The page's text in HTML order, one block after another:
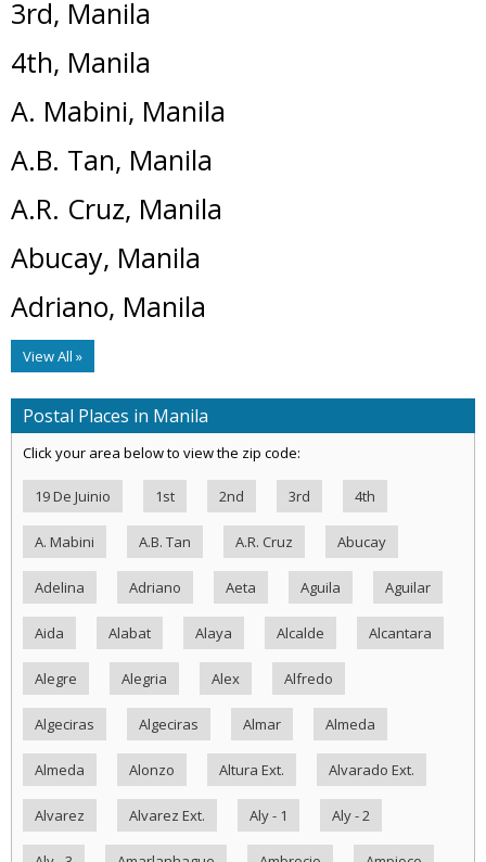
3rd, Manila
4th, Manila
A. Mabini, Manila
A.B. Tan, Manila
A.R. Cruz, Manila
Abucay, Manila
Adriano, Manila
View All »
Postal Places in Manila
Click your area below to view the zip code:
19 De Juinio 1st 2nd 3rd 4th
A. Mabini A.B. Tan A.R. Cruz Abucay
Adelina Adriano Aeta Aguila Aguilar
Aida Alabat Alaya Alcalde Alcantara
Alegre Alegria Alex Alfredo
Algeciras Algeciras Almar Almeda
Almeda Alonzo Altura Ext. Alvarado Ext.
Alvarez Alvarez Ext. Aly - 1 Aly - 2